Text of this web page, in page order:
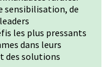
sensibilisation, de
les plus pressants
dans leurs
des solutions